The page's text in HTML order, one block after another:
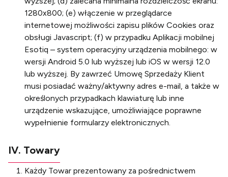
1280x800; (e) włączenie w przeglądarce
internetowej możliwości zapisu plików Cookies oraz
obsługi Javascript; (f) w przypadku Aplikacji mobilnej
Esotiq – system operacyjny urządzenia mobilnego: w
wersji Android 5.0 lub wyższej lub iOS w wersji 12.0
lub wyższej. By zawrzeć Umowę Sprzedaży Klient
musi posiadać ważny/aktywny adres e-mail, a także w
określonych przypadkach klawiaturę lub inne
urządzenie wskazujące, umożliwiające poprawne
wypełnienie formularzy elektronicznych.
IV. Towary
Każdy Towar prezentowany za pośrednictwem